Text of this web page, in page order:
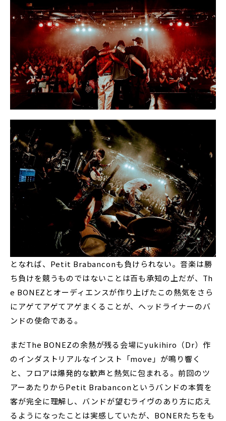
となれば、Petit Brabanconも負けられない。音楽は勝
ち負けを競うものではないことは百も承知の上だが、Th
e BONEZとオーディエンスが作り上げたこの熱気をさら
にアゲてアゲてアゲまくることが、ヘッドライナーのバ
ンドの使命である。
まだThe BONEZの余熱が残る会場にyukihiro（Dr）作
のインダストリアルなインスト「move」が鳴り響く
と、フロアは爆発的な歓声と熱気に包まれる。前回のツ
アーあたりからPetit Brabanconというバンドの本質を
客が完全に理解し、バンドが望むライヴのあり方に応え
るようになったことは実感していたが、BONERたちをも